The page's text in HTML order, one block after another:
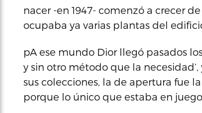
nacer -en 1947- comenzó a crecer
ocupaba ya varias plantas del
pA ese mundo Dior llegó pasados
y sin otro método que la
sus colecciones, la de apertura fue
porque lo único que estaba en